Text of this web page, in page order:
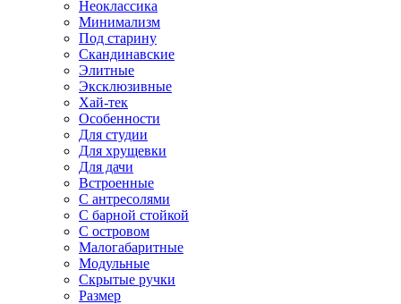
Неоклассика
Минимализм
Под старину
Скандинавские
Элитные
Эксклюзивные
Хай-тек
Особенности
Для студии
Для хрущевки
Для дачи
Встроенные
С антресолями
С барной стойкой
С островом
Малогабаритные
Модульные
Скрытые ручки
Размер